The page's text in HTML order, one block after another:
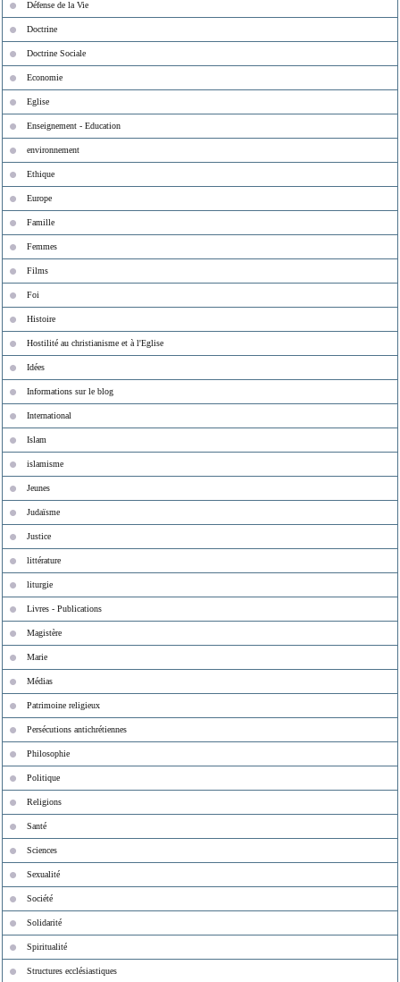
Défense de la Vie
Doctrine
Doctrine Sociale
Economie
Eglise
Enseignement - Education
environnement
Ethique
Europe
Famille
Femmes
Films
Foi
Histoire
Hostilité au christianisme et à l'Eglise
Idées
Informations sur le blog
International
Islam
islamisme
Jeunes
Judaïsme
Justice
littérature
liturgie
Livres - Publications
Magistère
Marie
Médias
Patrimoine religieux
Persécutions antichrétiennes
Philosophie
Politique
Religions
Santé
Sciences
Sexualité
Société
Solidarité
Spiritualité
Structures ecclésiastiques